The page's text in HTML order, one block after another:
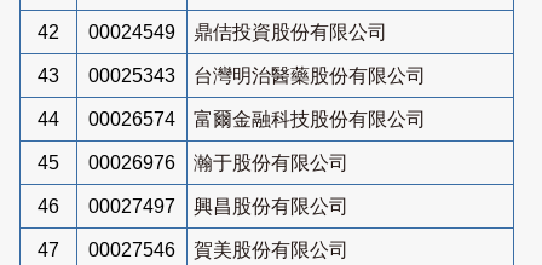
42 00024549 鼎佶投資股份有限公司
43 00025343 台灣明治醫藥股份有限公司
44 00026574 富爾金融科技股份有限公司
45 00026976 瀚于股份有限公司
46 00027497 興昌股份有限公司
47 00027546 賀美股份有限公司